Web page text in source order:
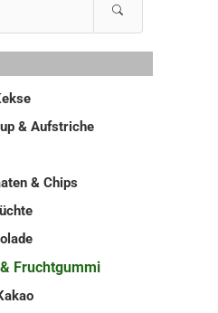
& Aufstriche
& Chips
Fruchtgummi